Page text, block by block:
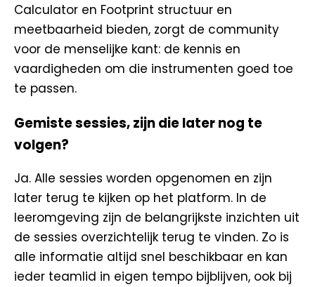
Calculator en Footprint structuur en
meetbaarheid bieden, zorgt de community
voor de menselijke kant: de kennis en
vaardigheden om die instrumenten goed toe
te passen.
Gemiste sessies, zijn die later nog te
volgen?
Ja. Alle sessies worden opgenomen en zijn
later terug te kijken op het platform. In de
leeromgeving zijn de belangrijkste inzichten uit
de sessies overzichtelijk terug te vinden. Zo is
alle informatie altijd snel beschikbaar en kan
ieder teamlid in eigen tempo bijblijven, ook bij